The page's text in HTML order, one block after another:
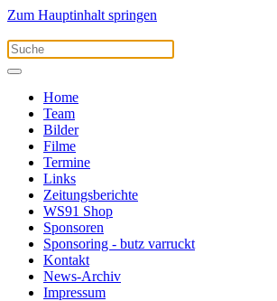
Zum Hauptinhalt springen
Home
Team
Bilder
Filme
Termine
Links
Zeitungsberichte
WS91 Shop
Sponsoren
Sponsoring - butz varruckt
Kontakt
News-Archiv
Impressum